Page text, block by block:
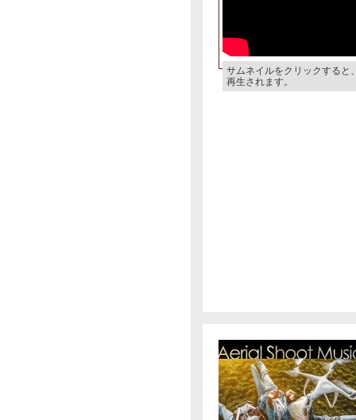
サムネイルをクリックすると
再生されます。